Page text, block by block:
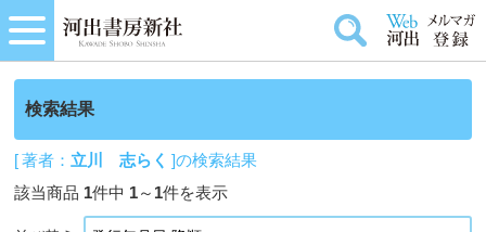
検索結果
[ 著者： 立川 志らく ]の検索結果
該当商品 1件中 1～ 1件を表示